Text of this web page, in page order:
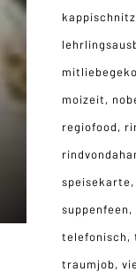
moizeit
regiofood
speisekarte
suppenfeen
telefonisch
traumjob